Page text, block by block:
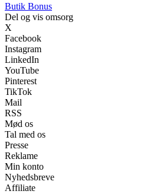
Butik Bonus
Del og vis omsorg
X
Facebook
Instagram
LinkedIn
YouTube
Pinterest
TikTok
Mail
RSS
Mød os
Tal med os
Presse
Reklame
Min konto
Nyhedsbreve
Affiliate